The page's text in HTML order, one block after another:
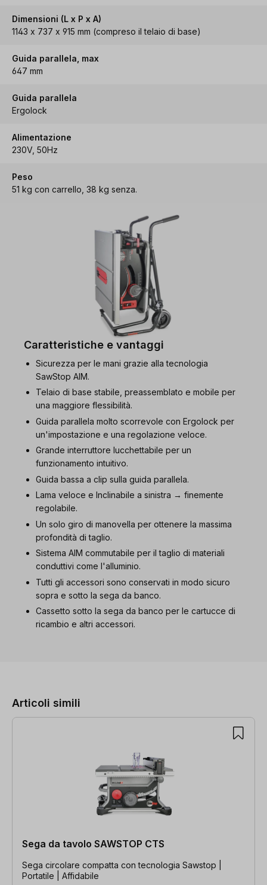
Dimensioni (L x P x A)
1143 x 737 x 915 mm (compreso il telaio di base)
Guida parallela, max
647 mm
Guida parallela
Ergolock
Alimentazione
230V, 50Hz
Peso
51 kg con carrello, 38 kg senza.
Caratteristiche e vantaggi
Sicurezza per le mani grazie alla tecnologia
SawStop AIM.
Telaio di base stabile, preassemblato e mobile per
una maggiore flessibilità.
Guida parallela molto scorrevole con Ergolock per
un'impostazione e una regolazione veloce.
Grande interruttore lucchettabile per un
funzionamento intuitivo.
Guida bassa a clip sulla guida parallela.
Lama veloce e Inclinabile a sinistra → finemente
regolabile.
Un solo giro di manovella per ottenere la massima
profondità di taglio.
Sistema AIM commutabile per il taglio di materiali
conduttivi come l'alluminio.
Tutti gli accessori sono conservati in modo sicuro
sopra e sotto la sega da banco.
Cassetto sotto la sega da banco per le cartucce di
ricambio e altri accessori.
Articoli simili
Sega da tavolo SAWSTOP CTS
Sega circolare compatta con tecnologia Sawstop |
Portatile | Affidabile